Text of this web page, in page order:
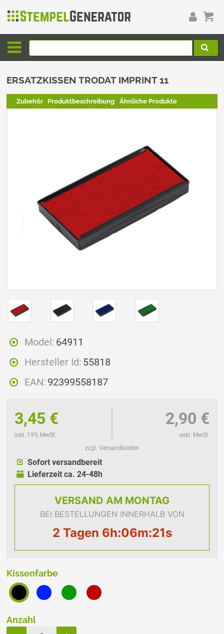
ERSATZKISSEN TRODAT IMPRINT 11
Zubehör Produktbeschreibung Ähnliche Produkte
Model: 64911
Hersteller Id: 55818
EAN: 92399558187
3,45 €
inkl. 19% MwSt.
2,90 €
exkl. MwSt.
zzgl. Versandkosten
Sofort versandbereit
Lieferzeit ca. 24-48h
VERSAND AM MONTAG
BEI BESTELLUNGEN INNERHALB VON
2 Tagen 6h:06m:21s
Kissenfarbe
Anzahl